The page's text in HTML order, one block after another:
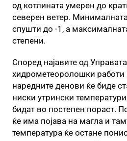
од котлината умерен до
северен ветер.
спушти до -1, а
степени.
Според најавите од
хидрометеоролошки
наредните денови ќе биде
ниски утрински
бидат во постепен пораст.
ќе има појава на магла и
температура ќе остане